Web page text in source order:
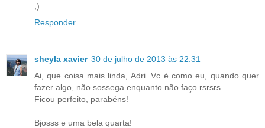
;)
Responder
sheyla xavier 30 de julho de 2013 às 22:31
Ai, que coisa mais linda, Adri. Vc é como eu, quando quer
fazer algo, não sossega enquanto não faço rsrsrs
Ficou perfeito, parabéns!
Bjosss e uma bela quarta!